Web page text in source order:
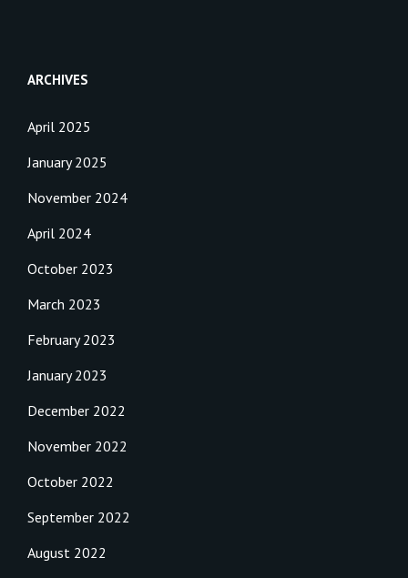
ARCHIVES
April 2025
January 2025
November 2024
April 2024
October 2023
March 2023
February 2023
January 2023
December 2022
November 2022
October 2022
September 2022
August 2022